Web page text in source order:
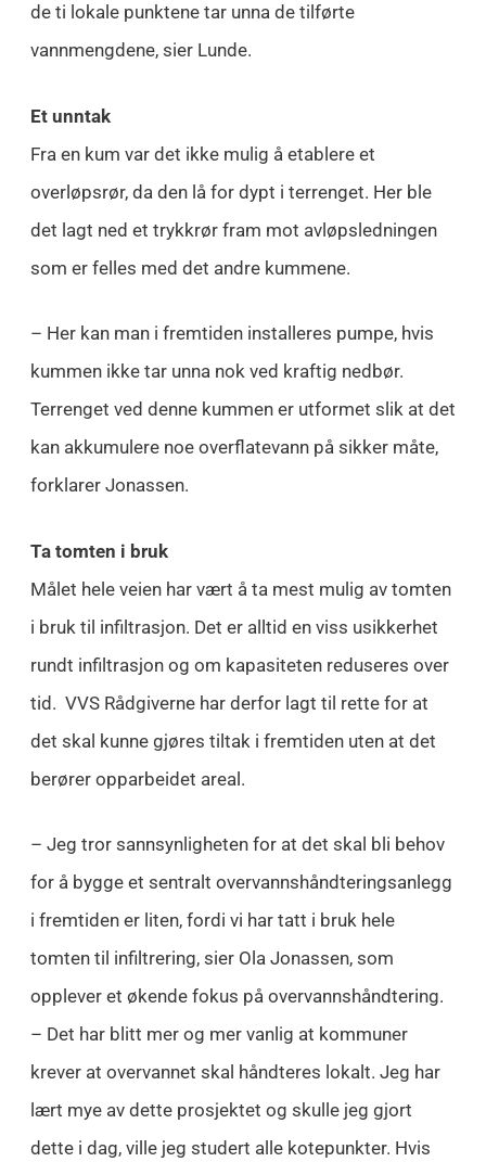
de ti lokale punktene tar unna de tilførte
vannmengdene, sier Lunde.
Et unntak
Fra en kum var det ikke mulig å etablere et
overløpsrør, da den lå for dypt i terrenget. Her ble
det lagt ned et trykkrør fram mot avløpsledningen
som er felles med det andre kummene.
– Her kan man i fremtiden installeres pumpe, hvis
kummen ikke tar unna nok ved kraftig nedbør.
Terrenget ved denne kummen er utformet slik at det
kan akkumulere noe overflatevann på sikker måte,
forklarer Jonassen.
Ta tomten i bruk
Målet hele veien har vært å ta mest mulig av tomten
i bruk til infiltrasjon. Det er alltid en viss usikkerhet
rundt infiltrasjon og om kapasiteten reduseres over
tid. VVS Rådgiverne har derfor lagt til rette for at
det skal kunne gjøres tiltak i fremtiden uten at det
berører opparbeidet areal.
– Jeg tror sannsynligheten for at det skal bli behov
for å bygge et sentralt overvannshåndteringsanlegg
i fremtiden er liten, fordi vi har tatt i bruk hele
tomten til infiltrering, sier Ola Jonassen, som
opplever et økende fokus på overvannshåndtering.
– Det har blitt mer og mer vanlig at kommuner
krever at overvannet skal håndteres lokalt. Jeg har
lært mye av dette prosjektet og skulle jeg gjort
dette i dag, ville jeg studert alle kotepunkter. Hvis